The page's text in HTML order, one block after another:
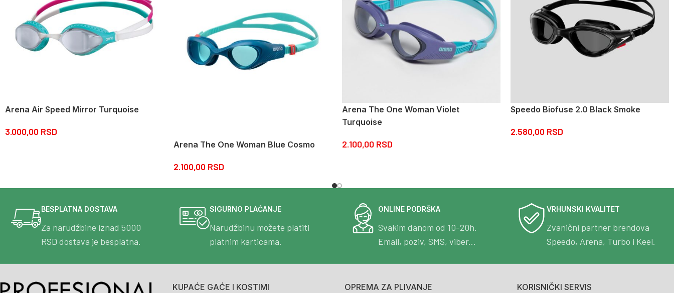
Arena Air Speed Mirror Turquoise
3.000,00 RSD
Arena The One Woman Blue Cosmo
2.100,00 RSD
Arena The One Woman Violet
Turquoise
2.100,00 RSD
Speedo Biofuse 2.0 Black Smoke
2.580,00 RSD
BESPLATNA DOSTAVA
Za narudžbine iznad 5000
RSD dostava je besplatna.
SIGURNO PLAĆANJE
Narudžbinu možete platiti
platnim karticama.
ONLINE PODRŠKA
Svakim danom od 10-20h.
Email, poziv, SMS, viber...
VRHUNSKI KVALITET
Zvanični partner brendova
Speedo, Arena, Turbo i Keel.
KUPAĆE GAĆE I KOSTIMI OPREMA ZA PLIVANJE KORISNIČKI SERVIS